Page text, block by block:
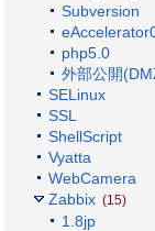
Subversion
php5.0
外部公開
SELinux
SSL
ShellScript
Vyatta
WebCamera
Zabbix (15)
1.8jp